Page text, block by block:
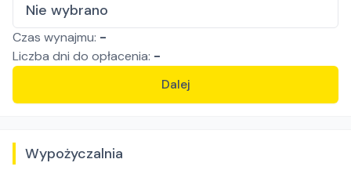
Nie wybrano
Czas wynajmu: -
Liczba dni do opłacenia: -
Dalej
Wypożyczalnia